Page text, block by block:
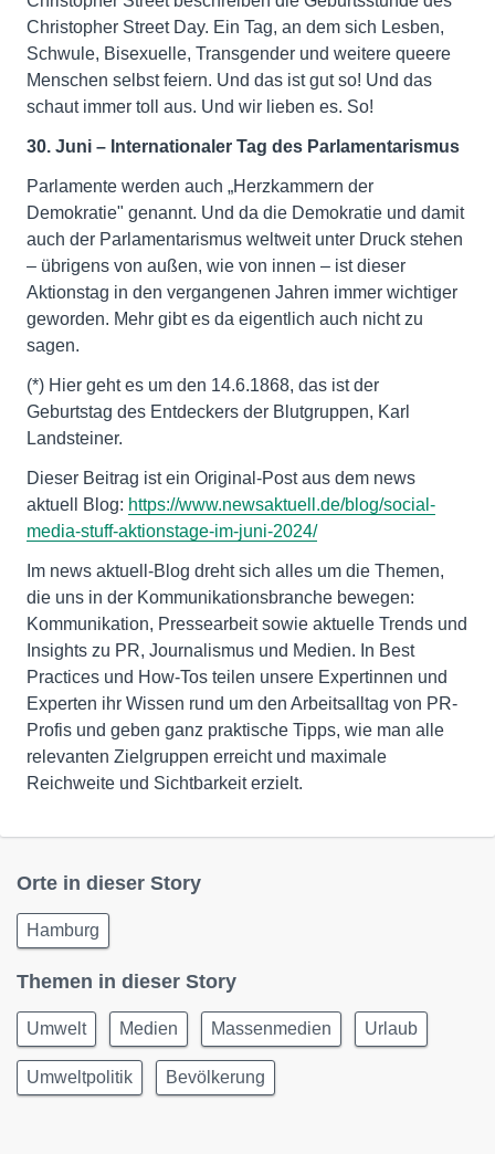
Christopher Street Day. Ein Tag, an dem sich Lesben,
Schwule, Bisexuelle, Transgender und weitere queere
Menschen selbst feiern. Und das ist gut so! Und das
schaut immer toll aus. Und wir lieben es. So!
30. Juni – Internationaler Tag des Parlamentarismus
Parlamente werden auch „Herzkammern der
Demokratie" genannt. Und da die Demokratie und damit
auch der Parlamentarismus weltweit unter Druck stehen
– übrigens von außen, wie von innen – ist dieser
Aktionstag in den vergangenen Jahren immer wichtiger
geworden. Mehr gibt es da eigentlich auch nicht zu
sagen.
(*) Hier geht es um den 14.6.1868, das ist der
Geburtstag des Entdeckers der Blutgruppen, Karl
Landsteiner.
Dieser Beitrag ist ein Original-Post aus dem news
aktuell Blog: https://www.newsaktuell.de/blog/social-
media-stuff-aktionstage-im-juni-2024/
Im news aktuell-Blog dreht sich alles um die Themen,
die uns in der Kommunikationsbranche bewegen:
Kommunikation, Pressearbeit sowie aktuelle Trends und
Insights zu PR, Journalismus und Medien. In Best
Practices und How-Tos teilen unsere Expertinnen und
Experten ihr Wissen rund um den Arbeitsalltag von PR-
Profis und geben ganz praktische Tipps, wie man alle
relevanten Zielgruppen erreicht und maximale
Reichweite und Sichtbarkeit erzielt.
Orte in dieser Story
Hamburg
Themen in dieser Story
Umwelt Medien Massenmedien Urlaub
Umweltpolitik Bevölkerung